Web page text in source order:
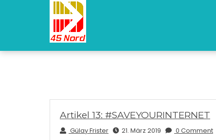
Artikel 13: #SAVEYOURINTERNET
Gülay Frister 21. März 2019 0 Comment